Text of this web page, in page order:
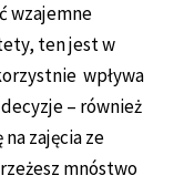
wzajemne
ten jest w
wpływa
– również
zajęcia ze
mnóstwo